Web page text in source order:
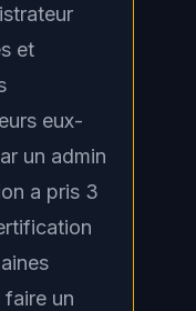
et
eux-
un admin
a pris 3
un